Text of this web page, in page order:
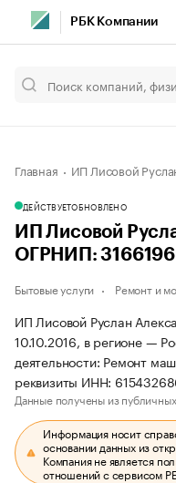
РБК Компании
Главная ИП Лисовой
ДЕЙСТВУЕТОБНОВЛЕНО
ИП Лисовой
ОГРНИП:
Бытовые услуги Ремонт и
ИП Лисовой Руслан
10.10.2016, в регионе —
деятельности: Ремонт
реквизиты ИНН:
Данные получены из
Информация носит
основании данных из
Компания не является
отношений с сервисом